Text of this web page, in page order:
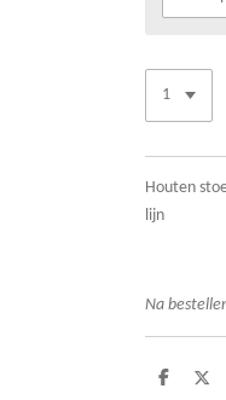
Houten
lijn
Na
D
D